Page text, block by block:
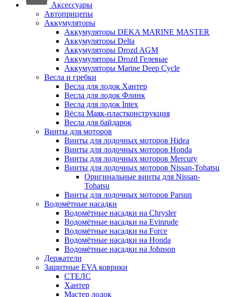
Аксессуары
Автоприцепы
Аккумуляторы
Аккумуляторы DEKA MARINE MASTER
Аккумуляторы Delta
Аккумуляторы Drozd AGM
Аккумуляторы Drozd Гелевые
Аккумуляторы Marine Deep Cycle
Весла и гребки
Весла для лодок Хантер
Весла для лодок Флинк
Весла для лодок Intex
Вёсла Маяк-пластконструкция
Весла для байдарок
Винты для моторов
Винты для лодочных моторов Hidea
Винты для лодочных моторов Honda
Винты для лодочных моторов Mercury
Винты для лодочных моторов Nissan-Tohatsu
Оригинальные винты для Nissan-
Tohatsu
Винты для лодочных моторов Parsun
Водомётные насадки
Водомётные насадки на Chrysler
Водомётные насадки на Evinrude
Водомётные насадки на Force
Водомётные насадки на Honda
Водомётные насадки на Johnson
Держатели
Защитные EVA коврики
СТЕЛС
Хантер
Мастер лодок